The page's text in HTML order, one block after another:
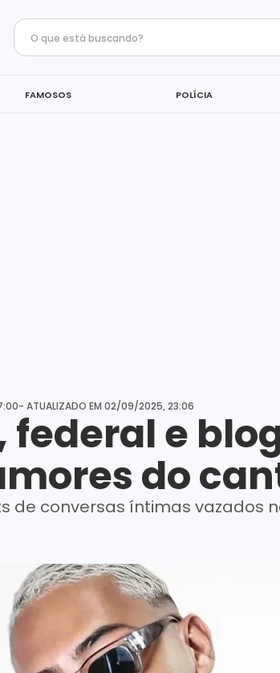
FAMOSOS POLÍCIA
- ATUALIZADO EM 02/09/2025, 23:06
e
do
de conversas íntimas vazados